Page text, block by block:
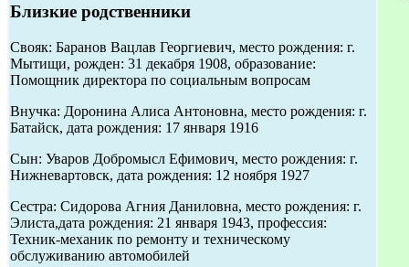
Близкие родственники
Свояк: Баранов Вацлав Георгиевич, место рождения: г.
Мытищи, рожден: 31 декабря 1908, образование:
Помощник директора по социальным вопросам
Внучка: Доронина Алиса Антоновна, место рождения: г.
Батайск, дата рождения: 17 января 1916
Сын: Уваров Добромысл Ефимович, место рождения: г.
Нижневартовск, дата рождения: 12 ноября 1927
Сестра: Сидорова Агния Даниловна, место рождения: г.
Элиста,дата рождения: 21 января 1943, профессия:
Техник-механик по ремонту и техническому
обслуживанию автомобилей